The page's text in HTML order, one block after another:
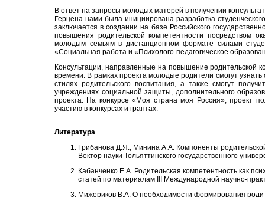
В ответ на запросы молодых матерей в получении
Герцена нами была инициирована разработка
заключается в создании на базе Российского
повышения родительской компетентности посредством
молодым семьям в дистанционном формате силами
«Социальная работа и «Психолого-педагогическое
Консультации, направленные на повышение родительской
времени. В рамках проекта молодые родители смогут
стилях родительского воспитания, а также смогут
учреждениях социальной защиты, дополнительного
проекта. На конкурсе «Моя страна моя Россия», проект
участию в конкурсах и грантах.
Литература
Грибанова Д.Я., Минина А.А. Компоненты
Вектор науки Тольяттинского государственного
Кабанченко Е.А. Родительская компетентность как
статей по материалам III Международной научно-
Мижериков В.А. О необходимости формирования